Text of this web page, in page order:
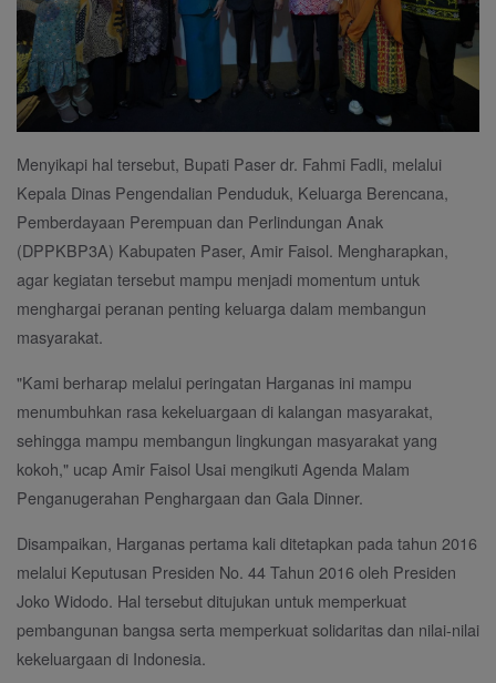
Menyikapi hal tersebut, Bupati Paser dr. Fahmi Fadli, melalui
Kepala Dinas Pengendalian Penduduk, Keluarga Berencana,
Pemberdayaan Perempuan dan Perlindungan Anak
(DPPKBP3A) Kabupaten Paser, Amir Faisol. Mengharapkan,
agar kegiatan tersebut mampu menjadi momentum untuk
menghargai peranan penting keluarga dalam membangun
masyarakat.
"Kami berharap melalui peringatan Harganas ini mampu
menumbuhkan rasa kekeluargaan di kalangan masyarakat,
sehingga mampu membangun lingkungan masyarakat yang
kokoh," ucap Amir Faisol Usai mengikuti Agenda Malam
Penganugerahan Penghargaan dan Gala Dinner.
Disampaikan, Harganas pertama kali ditetapkan pada tahun 2016
melalui Keputusan Presiden No. 44 Tahun 2016 oleh Presiden
Joko Widodo. Hal tersebut ditujukan untuk memperkuat
pembangunan bangsa serta memperkuat solidaritas dan nilai-nilai
kekeluargaan di Indonesia.